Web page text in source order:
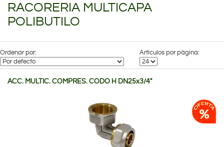
RACORERIA MULTICAPA
POLIBUTILO
Ordenar por: Artículos por página:
ACC. MULTIC. COMPRES. CODO H DN25x3/4"